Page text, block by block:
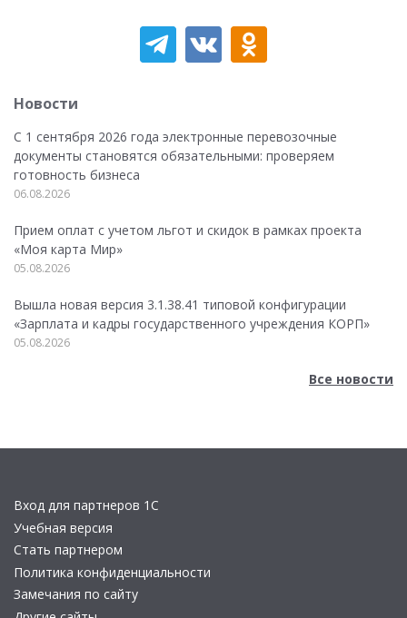
Новости
С 1 сентября 2026 года электронные перевозочные
документы становятся обязательными: проверяем
готовность бизнеса
06.08.2026
Прием оплат с учетом льгот и скидок в рамках проекта
«Моя карта Мир»
05.08.2026
Вышла новая версия 3.1.38.41 типовой конфигурации
«Зарплата и кадры государственного учреждения КОРП»
05.08.2026
Все новости
Вход для партнеров 1С
Учебная версия
Стать партнером
Политика конфиденциальности
Замечания по сайту